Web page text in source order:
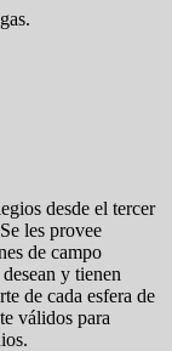
desde el tercer
les provee
de campo
y tienen
de cada esfera de
válidos para